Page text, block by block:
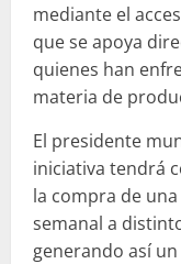
mediante el
que se apoya
quienes han
materia de
El presidente
iniciativa tendrá
la compra de
semanal a
generando así